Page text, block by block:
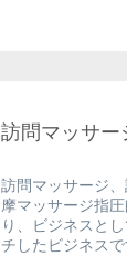
訪問マッサー
訪問マッサージ
摩マッサージ指
り、ビジネスと
チしたビジネスで